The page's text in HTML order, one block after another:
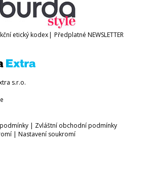
etický kodex| Předplatné NEWSLETTER
s.r.o.
Zvláštní obchodní podmínky
Nastavení soukromí